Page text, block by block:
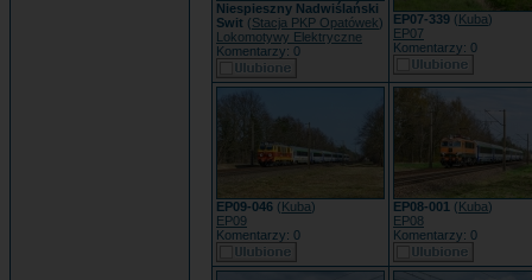
Niespieszny Nadwiślański
Swit (Stacja PKP Opatówek)
Lokomotywy Elektryczne
Komentarzy: 0
EP07-339 (Kuba)
EP07
Komentarzy: 0
EP09-046 (Kuba)
EP09
Komentarzy: 0
EP08-001 (Kuba)
EP08
Komentarzy: 0